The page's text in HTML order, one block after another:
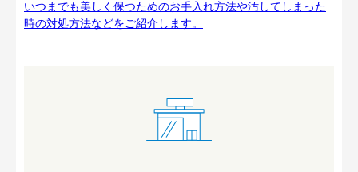
いつまでも美しく保つためのお手入れ方法や汚してしまった
時の対処方法などをご紹介します。